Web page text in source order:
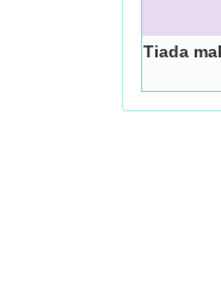
Tiada